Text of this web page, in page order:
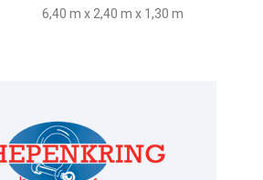
6,40 m x 2,40 m x 1,30 m